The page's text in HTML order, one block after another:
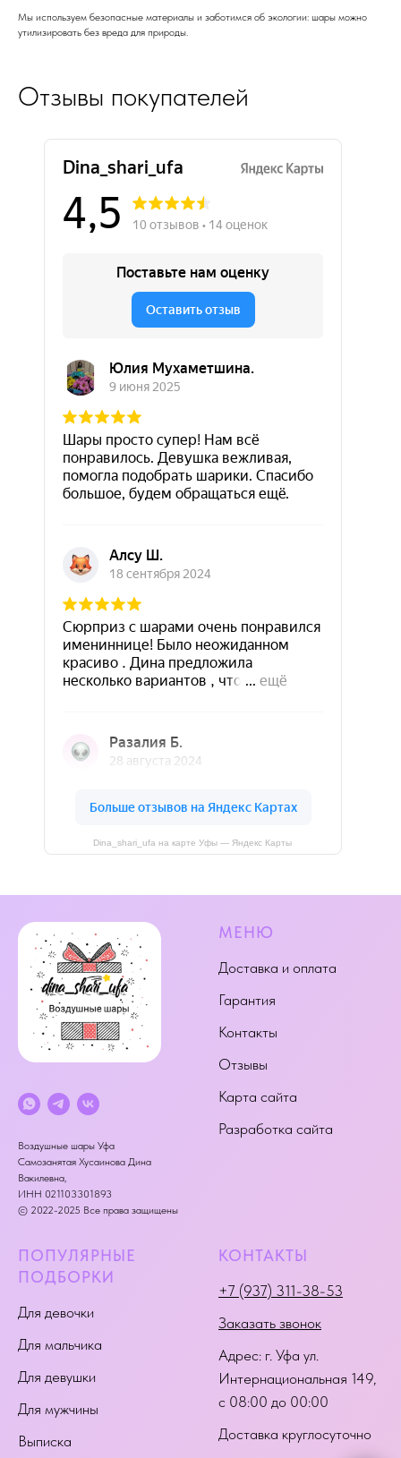
Мы используем безопасные материалы и заботимся об экологии: шары можно
утилизировать без вреда для природы.
Отзывы покупателей
Dina_shari_ufa на карте Уфы — Яндекс Карты
Воздушные шары Уфа
Самозанятая Хусаинова Дина
Вакилевна,
ИНН 021103301893
© 2022-2025 Все права защищены
МЕНЮ
Доставка и оплата
Гарантия
Контакты
Отзывы
Карта сайта
Разработка сайта
ПОПУЛЯРНЫЕ
ПОДБОРКИ
Для девочки
Для мальчика
Для девушки
Для мужчины
Выписка
КОНТАКТЫ
+7 (937) 311-38-53
Заказать звонок
Адрес: г. Уфа ул.
Интернациональная 149,
с 08:00 до 00:00
Доставка круглосуточно